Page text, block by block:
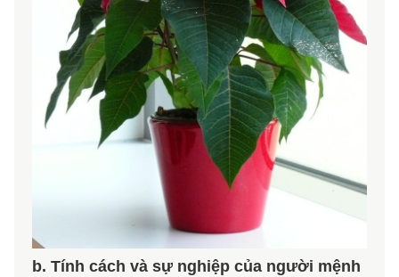
b. Tính cách và sự nghiệp của người mệnh